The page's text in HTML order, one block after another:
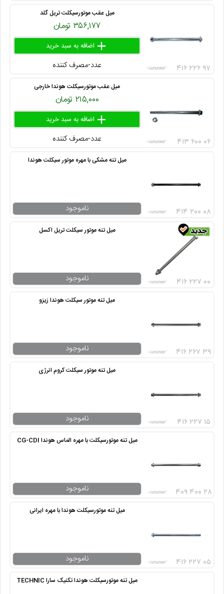
میل عقب موتورسیکلت تریل گلد
۳۵۶,۱۷۷ تومان
add
عدد-مصرف کننده ۴۱۶ ۲۲۶ ۹۷
میل عقب موتورسیکلت هوندا خارجی
۲۱۵,۰۰۰ تومان
add
عدد-مصرف کننده ۴۱۳ ۶۰۰ ۰۶
میل تنه مشکی با مهره موتور سیکلت هوندا
ناموجود ۴۱۴ ۲۰۰ ۰۸
میل تنه موتور سیکلت تریل اکسل
ناموجود ۴۱۶ ۲۲۷ ۰۰
میل تنه موتور سیکلت هوندا زیزو
ناموجود ۴۱۶ ۲۶۷ ۳۹
میل تنه موتور سیکلت کروم انرژی
ناموجود ۴۱۶ ۲۲۷ ۱۵
میل تنه موتورسیکلت با مهره الماس هوندا CG-CDI
ناموجود ۴۰۹ ۴۰۰ ۲۸
میل تنه موتورسیکلت هوندا با مهره ایرانی
ناموجود ۴۱۶ ۲۲۷ ۰۵
میل تنه موتورسیکلت هوندا تکنیک سارا TECHNIC